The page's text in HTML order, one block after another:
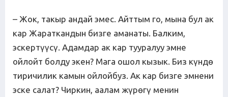
– Жок, такыр андай эмес. Айттым го, мына бул ак
кар Жараткандын бизге аманаты. Балким,
эскертүүсү. Адамдар ак кар тууралуу эмне
ойлойт болду экен? Мага ошол кызык. Биз күндө
тиричилик камын ойлойбуз. Ак кар бизге эмнени
эске салат? Чиркин, аалам жүрөгү менин